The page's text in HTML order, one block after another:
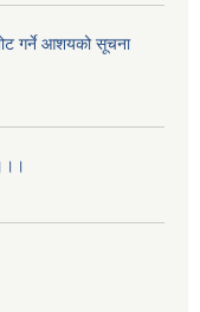
गर्ने आशयको सूचना